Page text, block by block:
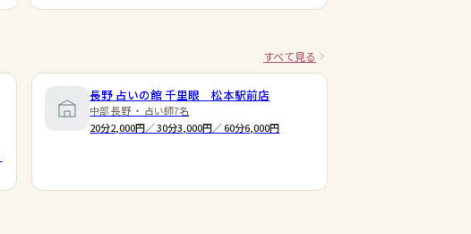
すべて見る
長野 占いの館 千里眼 松本駅前店
中部 長野 ・ 占い師7名
20分2,000円／ 30分3,000円／ 60分6,000円